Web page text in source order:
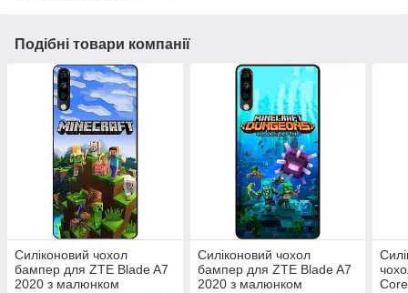
Подібні товари компанії
Силіконовий чохол
бампер для ZTE Blade A7
2020 з малюнком
Силіконовий чохол
бампер для ZTE Blade A7
2020 з малюнком